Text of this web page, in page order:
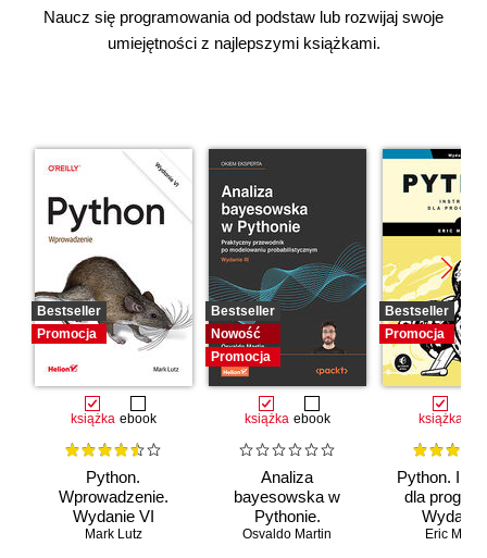
Naucz się programowania od podstaw lub rozwijaj swoje
umiejętności z najlepszymi książkami.
Bestseller
Promocja
książka ebook
Python.
Wprowadzenie.
Wydanie VI
Mark Lutz
Bestseller
Nowość
Promocja
książka ebook
Analiza
bayesowska w
Pythonie.
Praktyczny
Osvaldo Martin
Bestseller
Promocja
książka
Python.
dla
Wydanie
Eric